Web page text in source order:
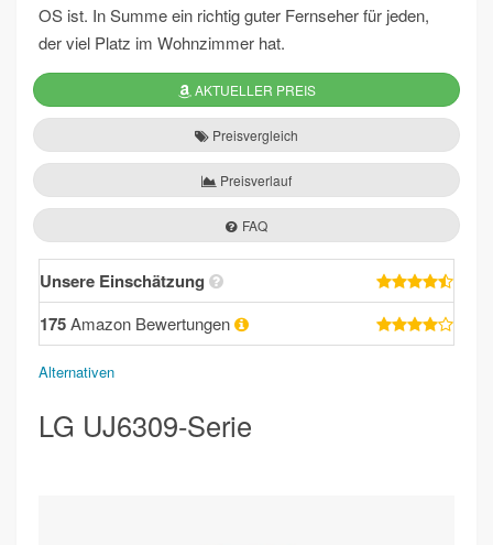
OS ist. In Summe ein richtig guter Fernseher für jeden,
der viel Platz im Wohnzimmer hat.
AKTUELLER PREIS
Preisvergleich
Preisverlauf
FAQ
Unsere Einschätzung
175Amazon Bewertungen
Alternativen
LG UJ6309-Serie